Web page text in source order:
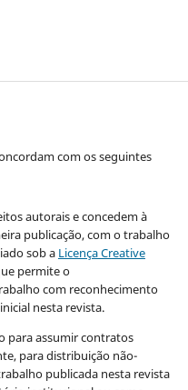
com os seguintes
autorais e concedem à
publicação, com o trabalho
sob a Licença Creative
permite o
com reconhecimento
nesta revista.
para assumir contratos
para distribuição não-
publicada nesta revista